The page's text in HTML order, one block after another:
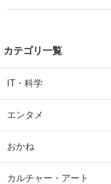
カテゴリ一覧
IT・科学
エンタメ
おかね
カルチャー・アート